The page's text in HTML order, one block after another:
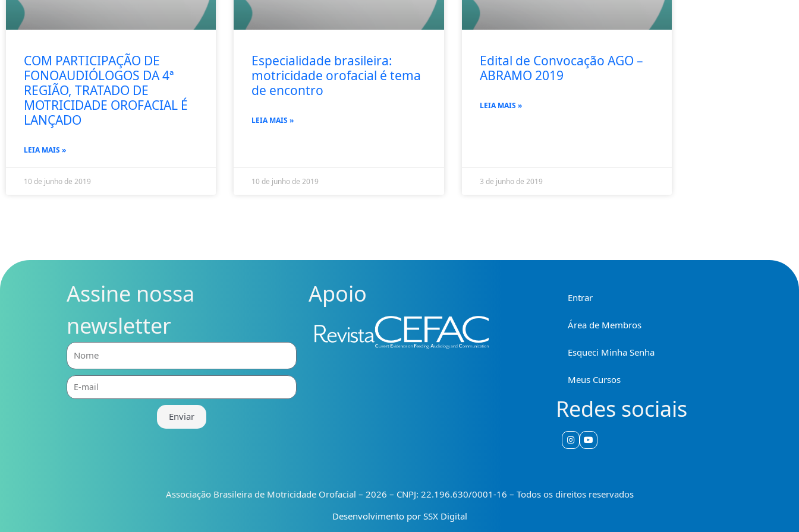
COM PARTICIPAÇÃO DE
FONOAUDIÓLOGOS DA 4ª
REGIÃO, TRATADO DE
MOTRICIDADE OROFACIAL É
LANÇADO
LEIA MAIS »
10 de junho de 2019
Especialidade brasileira:
motricidade orofacial é tema
de encontro
LEIA MAIS »
10 de junho de 2019
Edital de Convocação AGO –
ABRAMO 2019
LEIA MAIS »
3 de junho de 2019
Assine nossa
newsletter
Nome
E-
mail
Enviar
Apoio Entrar
Área de Membros
Esqueci Minha Senha
Meus Cursos
Redes sociais
Associação Brasileira de Motricidade Orofacial – 2026 – CNPJ: 22.196.630/0001-16 – Todos os direitos reservados
Desenvolvimento por SSX Digital